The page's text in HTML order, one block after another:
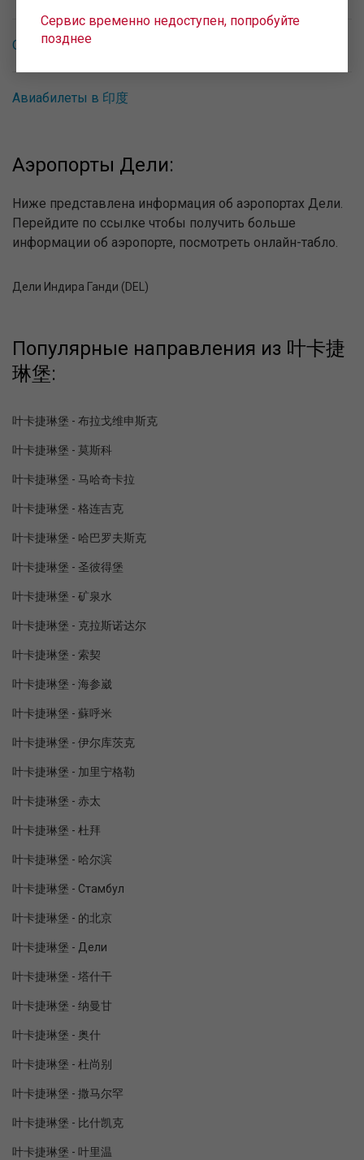
Обратное направление Дели - 叶卡捷琳堡
Авиабилеты в 印度
Аэропорты Дели:
Ниже представлена информация об аэропортах Дели.
Перейдите по ссылке чтобы получить больше
информации об аэропорте, посмотреть онлайн-табло.
Дели Индира Ганди (DEL)
Популярные направления из 叶卡捷
琳堡:
叶卡捷琳堡 - 布拉戈维申斯克
叶卡捷琳堡 - 莫斯科
叶卡捷琳堡 - 马哈奇卡拉
叶卡捷琳堡 - 格连吉克
叶卡捷琳堡 - 哈巴罗夫斯克
叶卡捷琳堡 - 圣彼得堡
叶卡捷琳堡 - 矿泉水
叶卡捷琳堡 - 克拉斯诺达尔
叶卡捷琳堡 - 索契
叶卡捷琳堡 - 海参崴
叶卡捷琳堡 - 蘇呼米
叶卡捷琳堡 - 伊尔库茨克
叶卡捷琳堡 - 加里宁格勒
叶卡捷琳堡 - 赤太
叶卡捷琳堡 - 杜拜
叶卡捷琳堡 - 哈尔滨
叶卡捷琳堡 - Стамбул
叶卡捷琳堡 - 的北京
叶卡捷琳堡 - Дели
叶卡捷琳堡 - 塔什干
叶卡捷琳堡 - 纳曼甘
叶卡捷琳堡 - 奥什
叶卡捷琳堡 - 杜尚别
叶卡捷琳堡 - 撒马尔罕
叶卡捷琳堡 - 比什凯克
叶卡捷琳堡 - 叶里温
Сервис временно недоступен, попробуйте
позднее